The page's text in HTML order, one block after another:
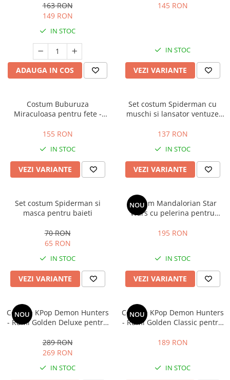
163 RON
149 RON
IN STOC
ADAUGA IN COS
145 RON
IN STOC
VEZI VARIANTE
Costum Buburuza
Miraculoasa pentru fete -
155 RON
IN STOC
VEZI VARIANTE
Set costum Spiderman cu
muschi si lansator ventuze
137 RON
IN STOC
VEZI VARIANTE
Set costum Spiderman si
masca pentru baieti
70 RON
65 RON
IN STOC
VEZI VARIANTE
NOU
Costum Mandalorian Star
Wars cu pelerina pentru
195 RON
IN STOC
VEZI VARIANTE
NOU
Costum KPop Demon Hunters
- Rumi Golden Deluxe pentru
289 RON
269 RON
IN STOC
NOU
Costum KPop Demon Hunters
- Rumi Golden Classic pentru
189 RON
IN STOC